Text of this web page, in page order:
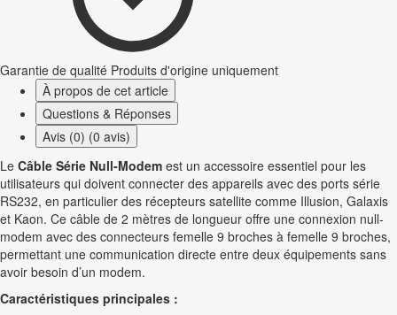
Garantie de qualité Produits d'origine uniquement
À propos de cet article
Questions & Réponses
Avis (0) (0 avis)
Le Câble Série Null-Modem est un accessoire essentiel pour les
utilisateurs qui doivent connecter des appareils avec des ports série
RS232, en particulier des récepteurs satellite comme Illusion, Galaxis
et Kaon. Ce câble de 2 mètres de longueur offre une connexion null-
modem avec des connecteurs femelle 9 broches à femelle 9 broches,
permettant une communication directe entre deux équipements sans
avoir besoin d’un modem.
Caractéristiques principales :